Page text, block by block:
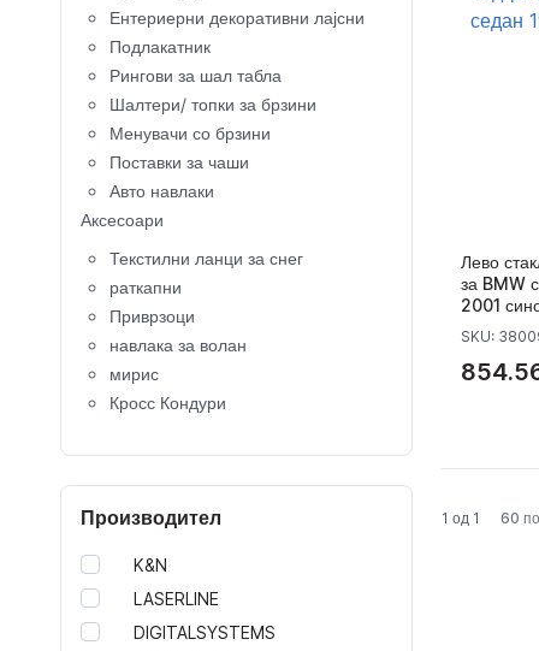
Ентериерни декоративни лајсни
Подлакатник
Рингови за шал табла
Шалтери/ топки за брзини
Менувачи со брзини
Поставки за чаши
Авто навлаки
Аксесоари
Текстилни ланци за снег
раткапни
Приврзоци
навлака за волан
мирис
Кросс Кондури
копче за клучеви
Капачки за вентили
Калобрани
кровни носачи
Багажници за велосипеди
Кровни куфери
Производител
K&N
LASERLINE
DIGITALSYSTEMS
Лево
за BMW
2001
SKU:
1 од 1 60